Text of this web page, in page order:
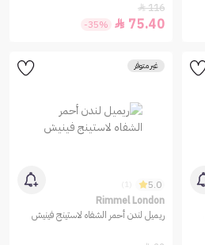
116

75.40

-35%
غير متوفر
5.0
Rimmel London
ريميل لندن أحمر الشفاه لاستينج فينيش